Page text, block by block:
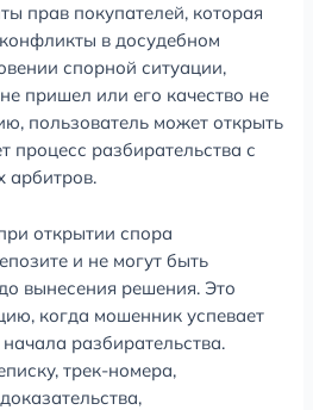
прав покупателей, которая
в досудебном
спорной ситуации,
пришел или его качество не
пользователь может открыть
процесс разбирательства с
арбитров.
открытии спора
и не могут быть
вынесения решения. Это
когда мошенник успевает
разбирательства.
трек-номера,